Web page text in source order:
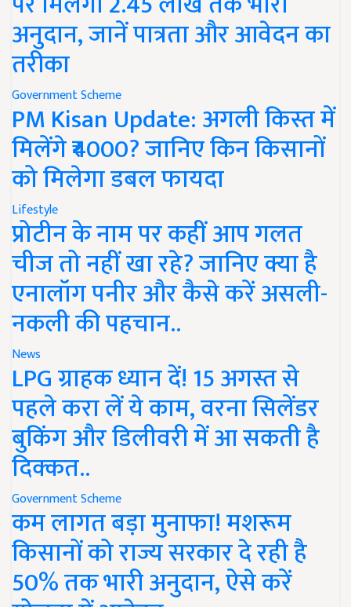
अनुदान, जानें पात्रता और आवेदन का
तरीका
Government Scheme
PM Kisan Update: अगली किस्त में
मिलेंगे ₹4000? जानिए किन किसानों
को मिलेगा डबल फायदा
Lifestyle
प्रोटीन के नाम पर कहीं आप गलत
चीज तो नहीं खा रहे? जानिए क्या है
एनालॉग पनीर और कैसे करें असली-
नकली की पहचान..
News
LPG ग्राहक ध्यान दें! 15 अगस्त से
पहले करा लें ये काम, वरना सिलेंडर
बुकिंग और डिलीवरी में आ सकती है
दिक्कत..
Government Scheme
कम लागत बड़ा मुनाफा! मशरूम
किसानों को राज्य सरकार दे रही है
50% तक भारी अनुदान, ऐसे करें